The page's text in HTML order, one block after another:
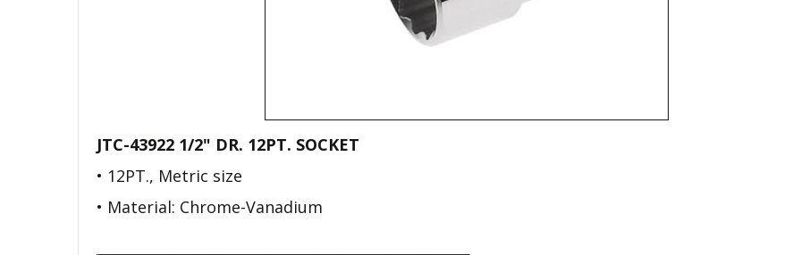
JTC-43922 1/2" DR. 12PT. SOCKET
• 12PT., Metric size
• Material: Chrome-Vanadium